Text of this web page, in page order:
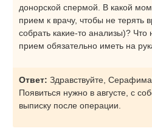
донорской спермой. В какой
прием к врачу, чтобы не терять
собрать какие-то анализы)?
прием обязательно иметь на
Ответ: Здравствуйте,
Появиться нужно в августе, с
выписку после операции.